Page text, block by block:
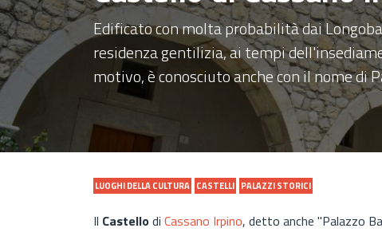
Edificato con molta probabilità dai
residenza gentilizia, ai tempi
motivo, è conosciuto anche con il nome di
LUOGHI DELLA CULTURA CASTELLI PALAZZI STORICI
Il Castellodi Cassano Irpino, detto anche "Palazzo